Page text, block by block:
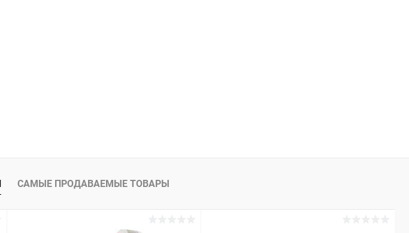
САМЫЕ ПРОДАВАЕМЫЕ ТОВАРЫ